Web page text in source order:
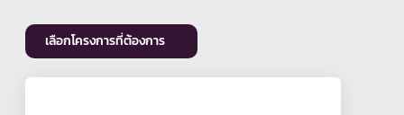
เลือกโครงการที่ต้องการ